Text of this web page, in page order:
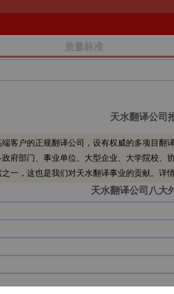
质量标准
天水翻译公司
客户的正规翻译公司，设有权威的多项目
府部门、事业单位、大型企业、大学院校
一，这也是我们对天水翻译事业的贡献。详
天水翻译公司八大